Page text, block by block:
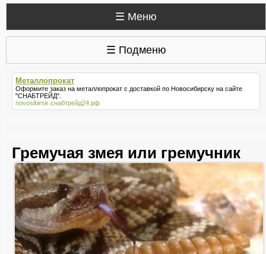
☰ Меню
☰ Подменю
Металлопрокат
Оформите заказ на металлопрокат с доставкой по Новосибирску на сайте
"СНАБТРЕЙД".
novosibirsk.снабтрейд24.рф
Гремучая змея или гремучник